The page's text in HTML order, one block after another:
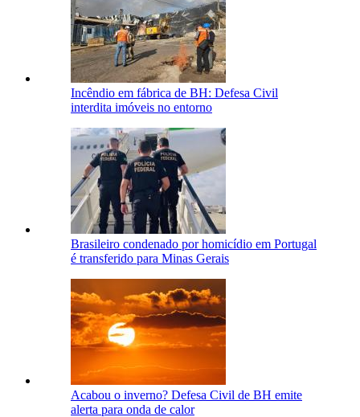
Incêndio em fábrica de BH: Defesa Civil
interdita imóveis no entorno
Brasileiro condenado por homicídio em Portugal
é transferido para Minas Gerais
Acabou o inverno? Defesa Civil de BH emite
alerta para onda de calor